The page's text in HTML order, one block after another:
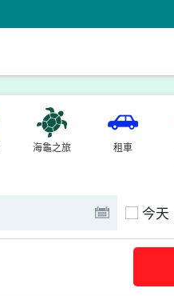
海龜之旅 租車
今天